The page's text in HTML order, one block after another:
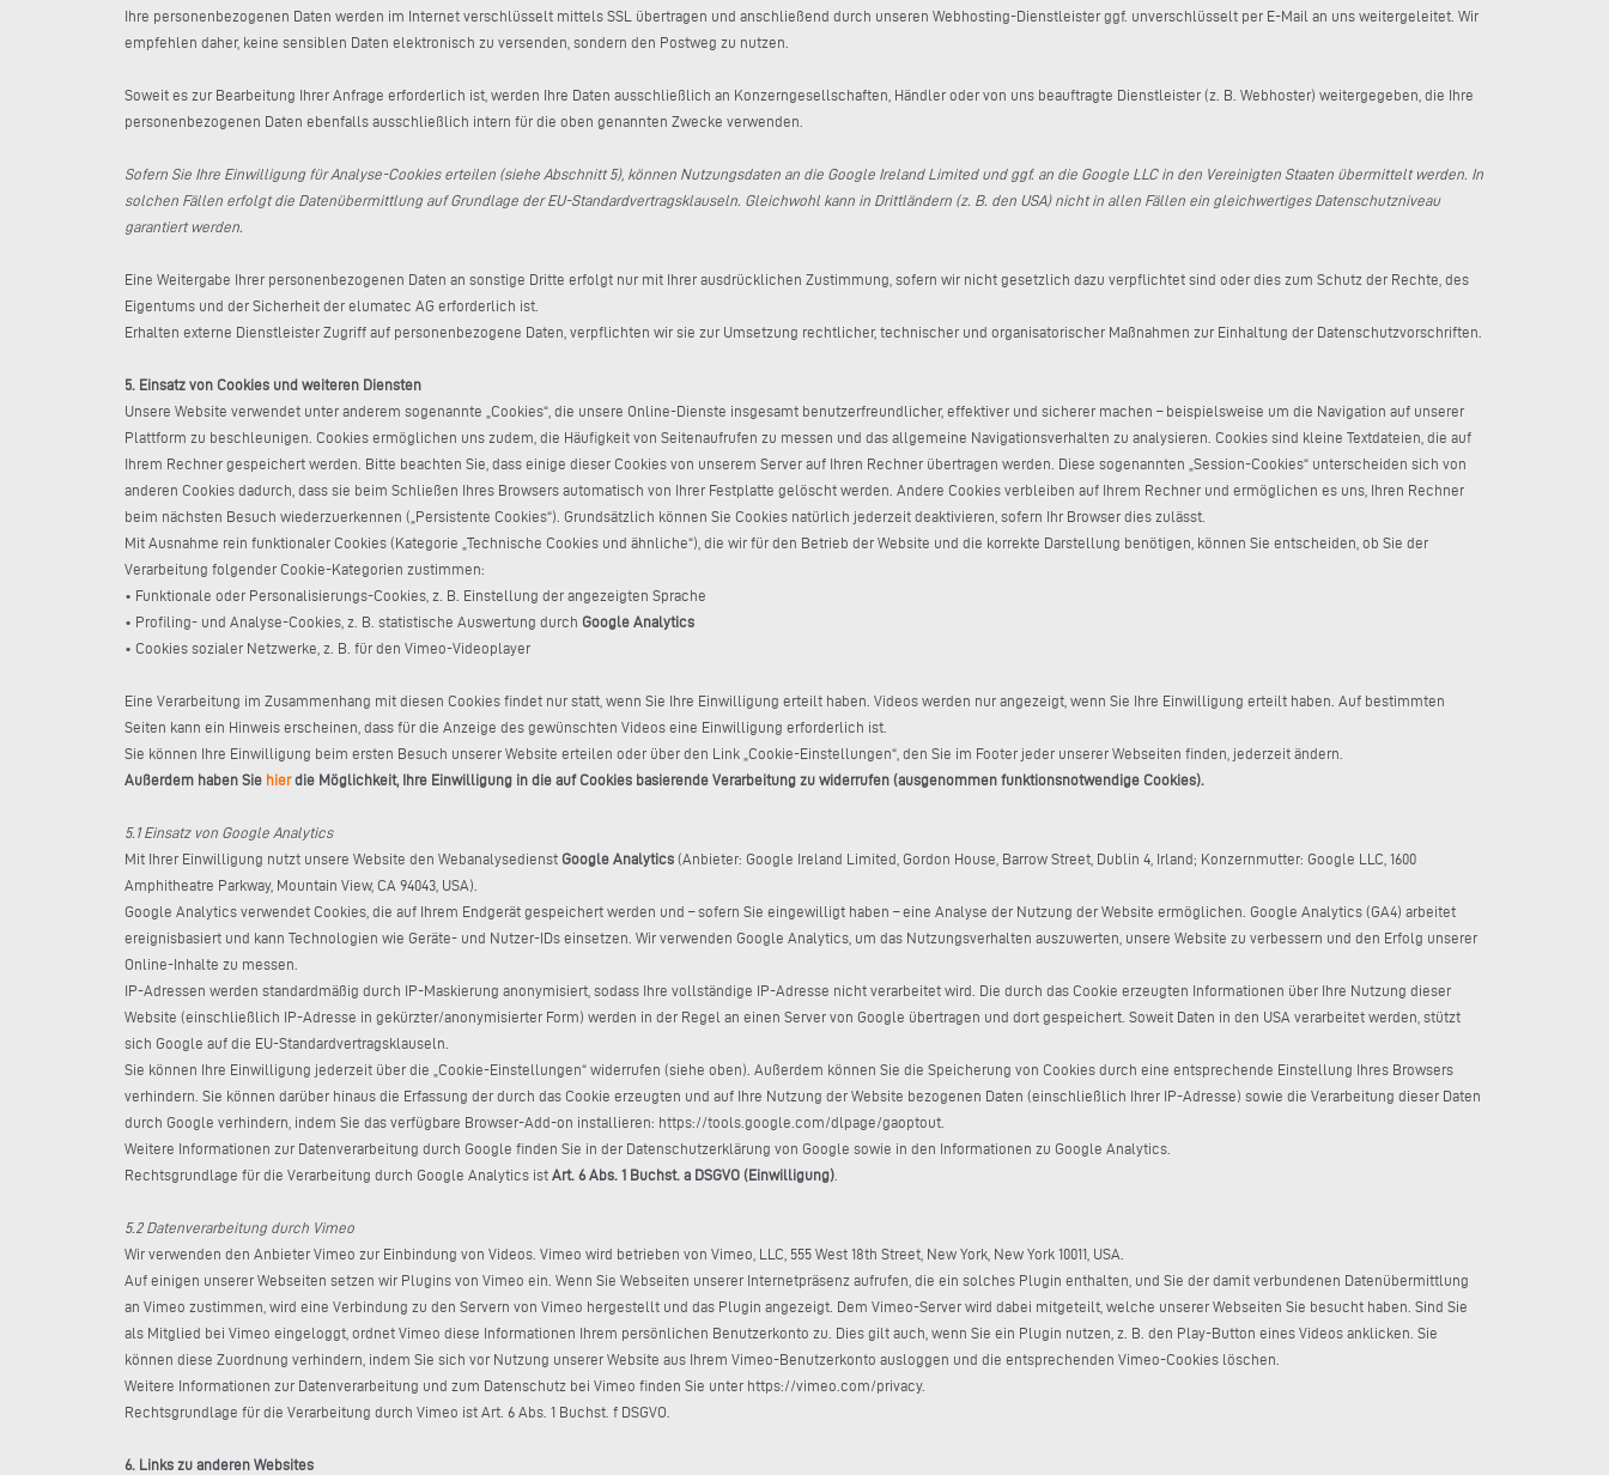
Ihre personenbezogenen Daten werden im Internet verschlüsselt mittels SSL übertragen und anschließend durch unseren Webhosting-Dienstleister ggf. unverschlüsselt per E-Mail an uns weitergeleitet. Wir
empfehlen daher, keine sensiblen Daten elektronisch zu versenden, sondern den Postweg zu nutzen.
Soweit es zur Bearbeitung Ihrer Anfrage erforderlich ist, werden Ihre Daten ausschließlich an Konzerngesellschaften, Händler oder von uns beauftragte Dienstleister (z. B. Webhoster) weitergegeben, die Ihre
personenbezogenen Daten ebenfalls ausschließlich intern für die oben genannten Zwecke verwenden.
Sofern Sie Ihre Einwilligung für Analyse-Cookies erteilen (siehe Abschnitt 5), können Nutzungsdaten an die Google Ireland Limited und ggf. an die Google LLC in den Vereinigten Staaten übermittelt werden. In
solchen Fällen erfolgt die Datenübermittlung auf Grundlage der EU-Standardvertragsklauseln. Gleichwohl kann in Drittländern (z. B. den USA) nicht in allen Fällen ein gleichwertiges Datenschutzniveau
garantiert werden.
Eine Weitergabe Ihrer personenbezogenen Daten an sonstige Dritte erfolgt nur mit Ihrer ausdrücklichen Zustimmung, sofern wir nicht gesetzlich dazu verpflichtet sind oder dies zum Schutz der Rechte, des
Eigentums und der Sicherheit der elumatec AG erforderlich ist.
Erhalten externe Dienstleister Zugriff auf personenbezogene Daten, verpflichten wir sie zur Umsetzung rechtlicher, technischer und organisatorischer Maßnahmen zur Einhaltung der Datenschutzvorschriften.
5. Einsatz von Cookies und weiteren Diensten
Unsere Website verwendet unter anderem sogenannte „Cookies“, die unsere Online-Dienste insgesamt benutzerfreundlicher, effektiver und sicherer machen – beispielsweise um die Navigation auf unserer
Plattform zu beschleunigen. Cookies ermöglichen uns zudem, die Häufigkeit von Seitenaufrufen zu messen und das allgemeine Navigationsverhalten zu analysieren. Cookies sind kleine Textdateien, die auf
Ihrem Rechner gespeichert werden. Bitte beachten Sie, dass einige dieser Cookies von unserem Server auf Ihren Rechner übertragen werden. Diese sogenannten „Session-Cookies“ unterscheiden sich von
anderen Cookies dadurch, dass sie beim Schließen Ihres Browsers automatisch von Ihrer Festplatte gelöscht werden. Andere Cookies verbleiben auf Ihrem Rechner und ermöglichen es uns, Ihren Rechner
beim nächsten Besuch wiederzuerkennen („Persistente Cookies“). Grundsätzlich können Sie Cookies natürlich jederzeit deaktivieren, sofern Ihr Browser dies zulässt.
Mit Ausnahme rein funktionaler Cookies (Kategorie „Technische Cookies und ähnliche“), die wir für den Betrieb der Website und die korrekte Darstellung benötigen, können Sie entscheiden, ob Sie der
Verarbeitung folgender Cookie-Kategorien zustimmen:
• Funktionale oder Personalisierungs-Cookies, z. B. Einstellung der angezeigten Sprache
• Profiling- und Analyse-Cookies, z. B. statistische Auswertung durch Google Analytics
• Cookies sozialer Netzwerke, z. B. für den Vimeo-Videoplayer
Eine Verarbeitung im Zusammenhang mit diesen Cookies findet nur statt, wenn Sie Ihre Einwilligung erteilt haben. Videos werden nur angezeigt, wenn Sie Ihre Einwilligung erteilt haben. Auf bestimmten
Seiten kann ein Hinweis erscheinen, dass für die Anzeige des gewünschten Videos eine Einwilligung erforderlich ist.
Sie können Ihre Einwilligung beim ersten Besuch unserer Website erteilen oder über den Link „Cookie-Einstellungen“, den Sie im Footer jeder unserer Webseiten finden, jederzeit ändern.
Außerdem haben Sie hierdie Möglichkeit, Ihre Einwilligung in die auf Cookies basierende Verarbeitung zu widerrufen (ausgenommen funktionsnotwendige Cookies).
5.1 Einsatz von Google Analytics
Mit Ihrer Einwilligung nutzt unsere Website den Webanalysedienst Google Analytics (Anbieter: Google Ireland Limited, Gordon House, Barrow Street, Dublin 4, Irland; Konzernmutter: Google LLC, 1600
Amphitheatre Parkway, Mountain View, CA 94043, USA).
Google Analytics verwendet Cookies, die auf Ihrem Endgerät gespeichert werden und – sofern Sie eingewilligt haben – eine Analyse der Nutzung der Website ermöglichen. Google Analytics (GA4) arbeitet
ereignisbasiert und kann Technologien wie Geräte- und Nutzer-IDs einsetzen. Wir verwenden Google Analytics, um das Nutzungsverhalten auszuwerten, unsere Website zu verbessern und den Erfolg unserer
Online-Inhalte zu messen.
IP-Adressen werden standardmäßig durch IP-Maskierung anonymisiert, sodass Ihre vollständige IP-Adresse nicht verarbeitet wird. Die durch das Cookie erzeugten Informationen über Ihre Nutzung dieser
Website (einschließlich IP-Adresse in gekürzter/anonymisierter Form) werden in der Regel an einen Server von Google übertragen und dort gespeichert. Soweit Daten in den USA verarbeitet werden, stützt
sich Google auf die EU-Standardvertragsklauseln.
Sie können Ihre Einwilligung jederzeit über die „Cookie-Einstellungen“ widerrufen (siehe oben). Außerdem können Sie die Speicherung von Cookies durch eine entsprechende Einstellung Ihres Browsers
verhindern. Sie können darüber hinaus die Erfassung der durch das Cookie erzeugten und auf Ihre Nutzung der Website bezogenen Daten (einschließlich Ihrer IP-Adresse) sowie die Verarbeitung dieser Daten
durch Google verhindern, indem Sie das verfügbare Browser-Add-on installieren: https://tools.google.com/dlpage/gaoptout.
Weitere Informationen zur Datenverarbeitung durch Google finden Sie in der Datenschutzerklärung von Google sowie in den Informationen zu Google Analytics.
Rechtsgrundlage für die Verarbeitung durch Google Analytics ist Art. 6 Abs. 1 Buchst. a DSGVO (Einwilligung)
5.2 Datenverarbeitung durch Vimeo
Wir verwenden den Anbieter Vimeo zur Einbindung von Videos. Vimeo wird betrieben von Vimeo, LLC, 555 West 18th Street, New York, New York 10011, USA.
Auf einigen unserer Webseiten setzen wir Plugins von Vimeo ein. Wenn Sie Webseiten unserer Internetpräsenz aufrufen, die ein solches Plugin enthalten, und Sie der damit verbundenen Datenübermittlung
an Vimeo zustimmen, wird eine Verbindung zu den Servern von Vimeo hergestellt und das Plugin angezeigt. Dem Vimeo-Server wird dabei mitgeteilt, welche unserer Webseiten Sie besucht haben. Sind Sie
als Mitglied bei Vimeo eingeloggt, ordnet Vimeo diese Informationen Ihrem persönlichen Benutzerkonto zu. Dies gilt auch, wenn Sie ein Plugin nutzen, z. B. den Play-Button eines Videos anklicken. Sie
können diese Zuordnung verhindern, indem Sie sich vor Nutzung unserer Website aus Ihrem Vimeo-Benutzerkonto ausloggen und die entsprechenden Vimeo-Cookies löschen.
Weitere Informationen zur Datenverarbeitung und zum Datenschutz bei Vimeo finden Sie unter https://vimeo.com/privacy.
Rechtsgrundlage für die Verarbeitung durch Vimeo ist Art. 6 Abs. 1 Buchst. f DSGVO.
6. Links zu anderen Websites